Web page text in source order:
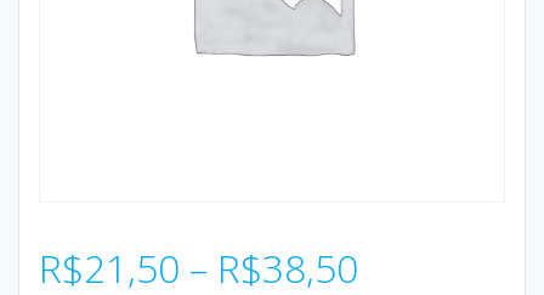
R$21,50 – R$38,50